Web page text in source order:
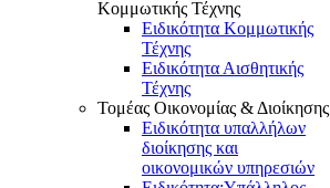
Κομμωτικής Τέχνης
Ειδικότητα Κομμωτικής
Τέχνης
Ειδικότητα Αισθητικής
Τέχνης
Τομέας Οικονομίας & Διοίκησης
Ειδικότητα υπαλλήλων
διοίκησης και
οικονομικών υπηρεσιών